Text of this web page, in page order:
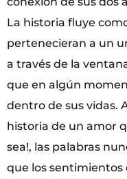
La historia fluye
pertenecieran a un
a través de la
que en algún
dentro de sus vidas.
historia de un amor
sea!, las palabras
que los